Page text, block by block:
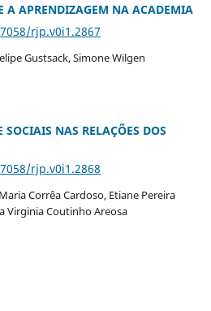
A APRENDIZAGEM NA ACADEMIA
rjp.v0i1.2867
Gustsack, Simone Wilgen
NAS RELAÇÕES DOS
rjp.v0i1.2868
Corrêa Cardoso, Etiane Pereira
Virginia Coutinho Areosa